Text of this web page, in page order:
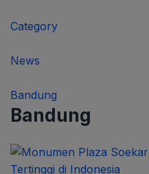
Category
News
Bandung
Bandung